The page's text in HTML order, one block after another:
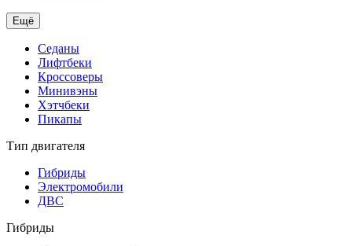
Ещё
Седаны
Лифтбеки
Кроссоверы
Минивэны
Хэтчбеки
Пикапы
Тип двигателя
Гибриды
Электромобили
ДВС
Гибриды